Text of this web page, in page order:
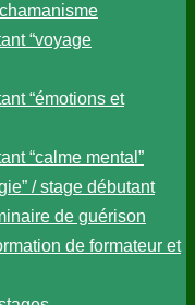
“voyage
“émotions et
“calme mental”
/ stage débutant
de guérison
de formateur et